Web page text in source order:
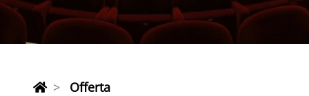
Offerta